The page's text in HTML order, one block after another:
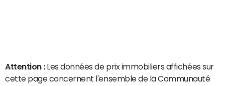
Attention : Les données de prix immobiliers affichées sur
cette page concernent l'ensemble de la Communauté